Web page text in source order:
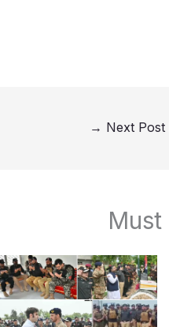
Next Post
→
Must